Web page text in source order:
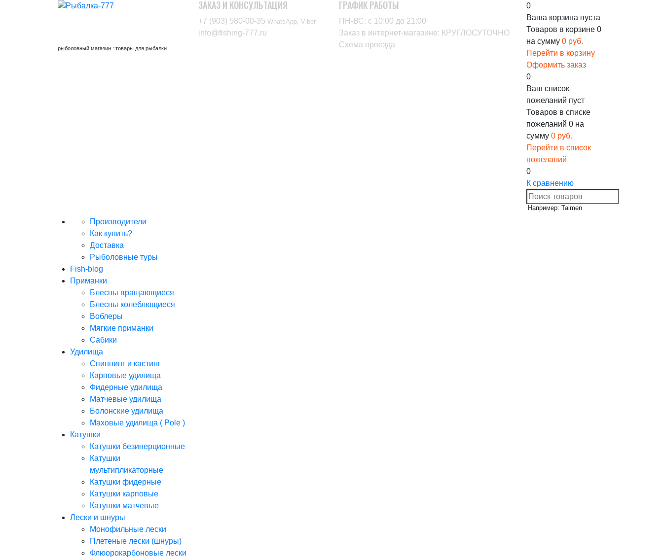
рыболовный магазин : товары для рыбалки
ЗАКАЗ И КОНСУЛЬТАЦИЯ
+7 (903) 580-00-35‬ WhatsApp, Viber
info@fishing-777.ru
ГРАФИК РАБОТЫ
ПН-ВС: с 10:00 до 21:00
Заказ в интернет-магазине: КРУГЛОСУТОЧНО
Схема проезда
0
Ваша корзина пуста
Товаров в корзине 0
на сумму 0 руб.
Перейти в корзину
Оформить заказ
0
Ваш список
пожеланий пуст
Товаров в списке
пожеланий 0 на
сумму 0 руб.
Перейти в список
пожеланий
0
К сравнению
Например: Taimen
Производители
Как купить?
Доставка
Рыболовные туры
Fish-blog
Приманки
Блесны вращающиеся
Блесны колеблющиеся
Воблеры
Мягкие приманки
Сабики
Удилища
Спиннинг и кастинг
Карповые удилища
Фидерные удилища
Матчевые удилища
Болонские удилища
Маховые удилища ( Pole )
Катушки
Катушки безинерционные
Катушки
мультипликаторные
Катушки фидерные
Катушки карповые
Катушки матчевые
Лески и шнуры
Монофильные лески
Плетеные лески (шнуры)
Флюорокарбоновые лески